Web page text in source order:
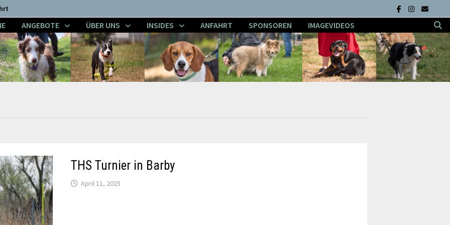
ANGEBOTE ÜBER UNS INSIDES ANFAHRT SPONSOREN IMAGEVIDEOS
THS Turnier in Barby
April 11, 2025